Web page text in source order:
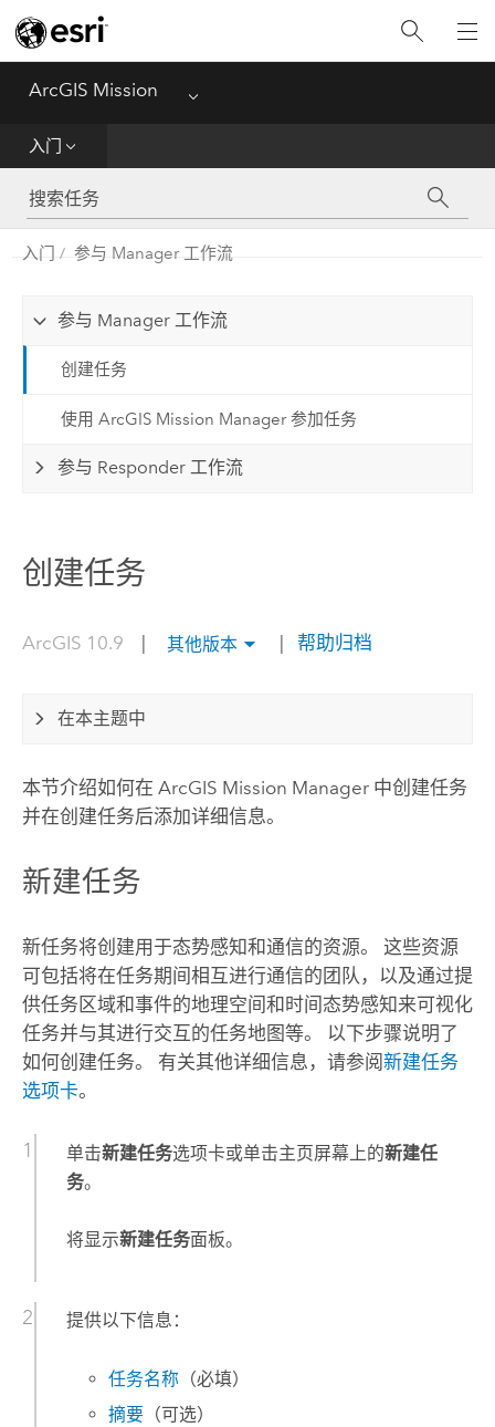
ArcGIS Mission Menu
入门
主页
基础知识
入门
Manager
响应者
服务器
入门 参与 Manager 工作流
参与 Manager 工作流
创建任务
使用 ArcGIS Mission Manager 参加任务
参与 Responder 工作流
创建任务
ArcGIS 10.9 其他版本 帮助归档
在本主题中
本节介绍如何在 ArcGIS Mission Manager中创建任务
并在创建任务后添加详细信息。
新建任务
新任务将创建用于态势感知和通信的资源。 这些资源
可包括将在任务期间相互进行通信的团队，以及通过提
供任务区域和事件的地理空间和时间态势感知来可视化
任务并与其进行交互的任务地图等。 以下步骤说明了
如何创建任务。 有关其他详细信息，请参阅新建任务
选项卡。
单击新建任务选项卡或单击主页屏幕上的新建任
务。
将显示新建任务面板。
提供以下信息：
任务名称 （必填）
摘要 （可选）